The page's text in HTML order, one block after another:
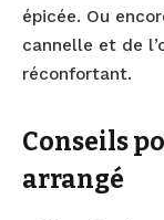
épicée. Ou
cannelle et de
réconfortant.
Conseils
arrangé